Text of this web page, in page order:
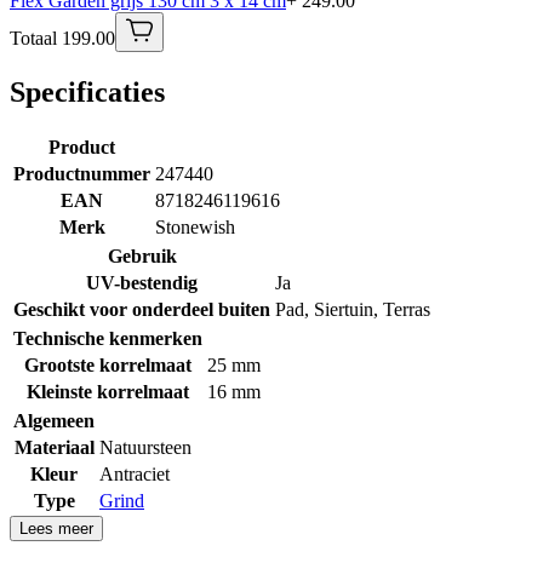
Totaal 199.00
Specificaties
Product
Productnummer 247440
EAN
8718246119616
Merk
Stonewish
Gebruik
UV-bestendig
Ja
Geschikt voor onderdeel buiten Pad, Siertuin, Terras
Technische kenmerken
Grootste korrelmaat
25 mm
Kleinste korrelmaat
16 mm
Algemeen
Materiaal Natuursteen
Kleur
Antraciet
Type
Grind
Lees meer